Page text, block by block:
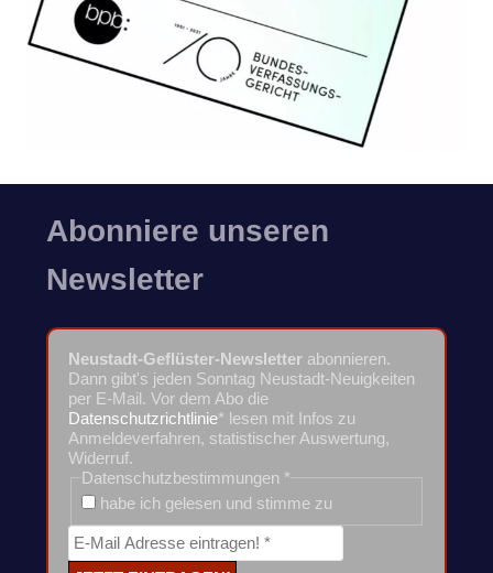
Abonniere unseren
Newsletter
Neustadt-Geflüster-Newsletter abonnieren.
Dann gibt's jeden Sonntag Neustadt-Neuigkeiten
per E-Mail. Vor dem Abo die
Datenschutzrichtlinie* lesen mit Infos zu
Anmeldeverfahren, statistischer Auswertung,
Widerruf.
Datenschutzbestimmungen *
habe ich gelesen und stimme zu